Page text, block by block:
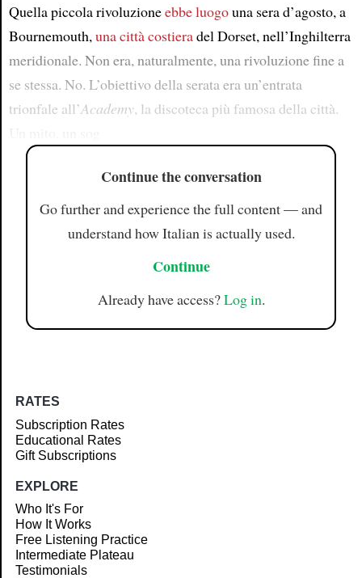
Quella piccola rivoluzioneebbe luogouna sera d’agosto, a
Bournemouth,una città costieradel Dorset, nell’Inghilterra
meridionale. Non era, naturalmente, una rivoluzione fine a
se stessa. No. L’obiettivo della serata era un’entrata
trionfale all’Academy, la discoteca più famosa della città.
Continue the conversation
Go further and experience the full content — and
understand how Italian is actually used.
Continue
Already have access?Log in.
RATES
Subscription Rates
Educational Rates
Gift Subscriptions
EXPLORE
Who It's For
How It Works
Free Listening Practice
Intermediate Plateau
Testimonials